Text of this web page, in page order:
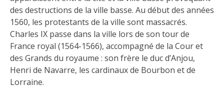
des destructions de la ville basse. Au début des années
1560, les protestants de la ville sont massacrés.
Charles IX passe dans la ville lors de son tour de
France royal (1564-1566), accompagné de la Cour et
des Grands du royaume : son frère le duc d’Anjou,
Henri de Navarre, les cardinaux de Bourbon et de
Lorraine.